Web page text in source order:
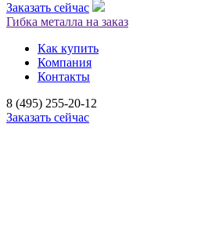
Заказать сейчас
Гибка металла на заказ
Как купить
Компания
Контакты
8 (495) 255-20-12
Заказать сейчас